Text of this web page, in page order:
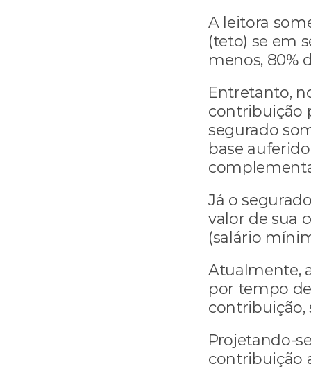
A leitora
(teto) se em
menos, 80%
Entretanto,
contribuição
segurado
base
Já o
valor de sua
(salário
Atualmente,
por tempo
contribuição,
Projetando-
contribuição